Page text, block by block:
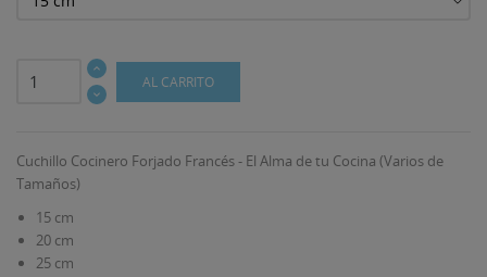
AL CARRITO
Cuchillo Cocinero Forjado Francés - El Alma de tu Cocina (Varios de
Tamaños)
15 cm
20 cm
25 cm